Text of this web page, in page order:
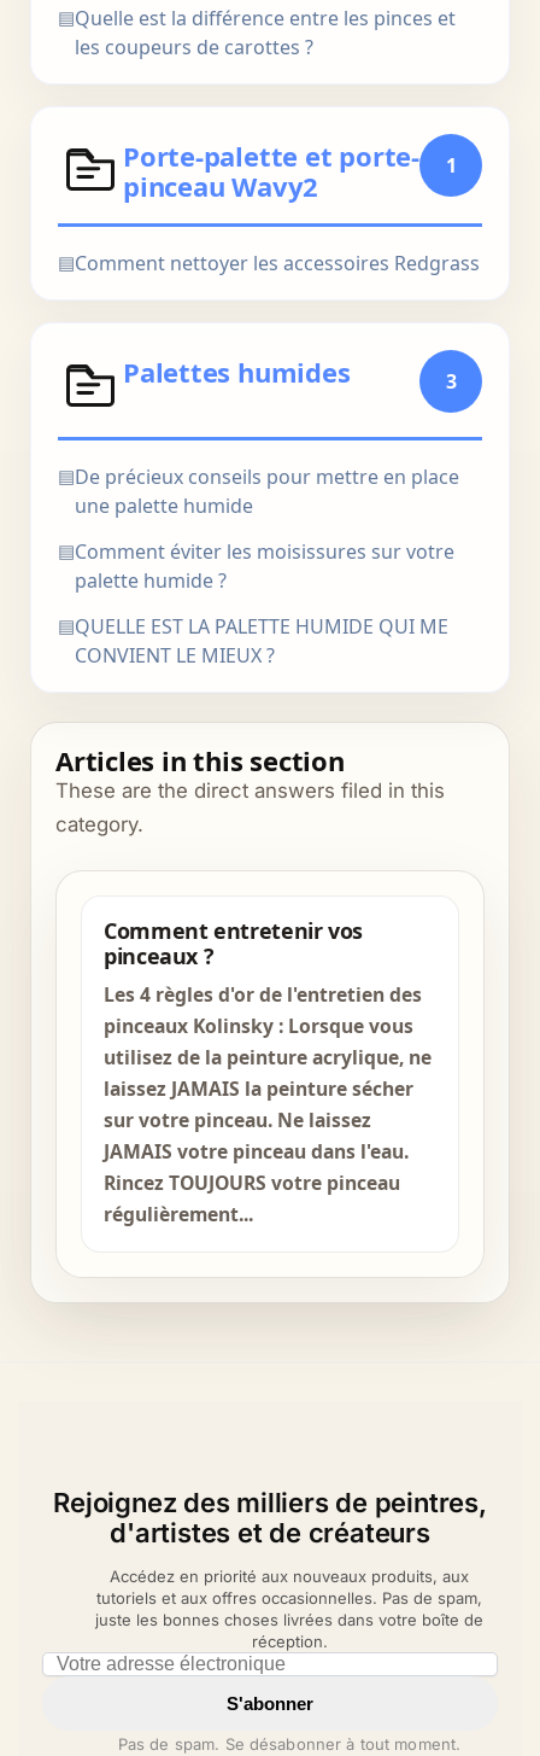
▤Quelle est la différence entre les pinces et
les coupeurs de carottes ?
Porte-palette et porte-
pinceau Wavy2
1
▤Comment nettoyer les accessoires Redgrass
Palettes humides 3
▤De précieux conseils pour mettre en place
une palette humide
▤Comment éviter les moisissures sur votre
palette humide ?
▤QUELLE EST LA PALETTE HUMIDE QUI ME
CONVIENT LE MIEUX ?
Articles in this section
These are the direct answers filed in this
category.
Comment entretenir vos
pinceaux ?
Les 4 règles d'or de l'entretien des
pinceaux Kolinsky : Lorsque vous
utilisez de la peinture acrylique, ne
laissez JAMAIS la peinture sécher
sur votre pinceau. Ne laissez
JAMAIS votre pinceau dans l'eau.
Rincez TOUJOURS votre pinceau
régulièrement...
Rejoignez des milliers de peintres,
d'artistes et de créateurs
Accédez en priorité aux nouveaux produits, aux
tutoriels et aux offres occasionnelles. Pas de spam,
juste les bonnes choses livrées dans votre boîte de
réception.
Email address
S'abonner
Pas de spam. Se désabonner à tout moment.